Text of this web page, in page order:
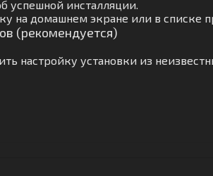
успешной инсталляции.
на домашнем экране или в списке
(рекомендуется)
настройку установки из